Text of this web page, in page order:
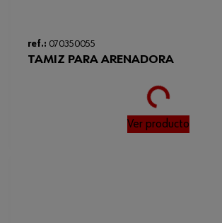
ref.: 070350055
TAMIZ PARA ARENADORA
Loading...
Ver producto